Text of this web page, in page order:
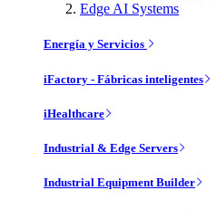
Edge AI Systems
Energía y Servicios
iFactory - Fábricas inteligentes
iHealthcare
Industrial & Edge Servers
Industrial Equipment Builder